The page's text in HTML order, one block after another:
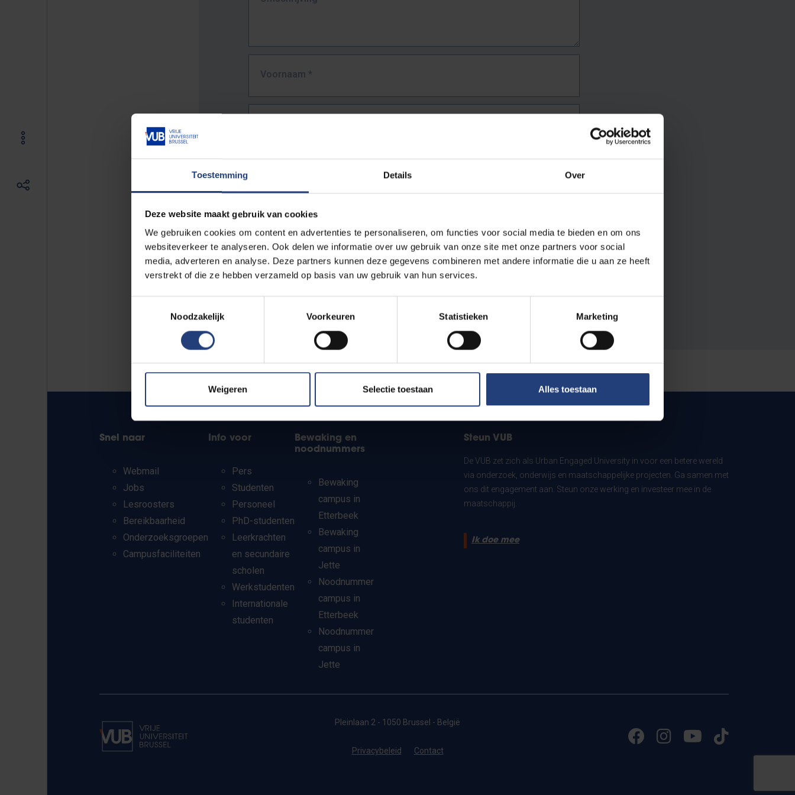
Toestemming Details Over
Deze website maakt gebruik van cookies
We gebruiken cookies om content en advertenties te personaliseren, om functies voor social media te bieden en om ons
websiteverkeer te analyseren. Ook delen we informatie over uw gebruik van onze site met onze partners voor social
media, adverteren en analyse. Deze partners kunnen deze gegevens combineren met andere informatie die u aan ze heeft
verstrekt of die ze hebben verzameld op basis van uw gebruik van hun services.
Noodzakelijk
Voorkeuren Statistieken Marketing
Weigeren Selectie toestaan Alles toestaan
Voornaam *
URL*
De volledige URL van de pagina waar je de fout zag.
Bv. https://www.vub.be/nl/studeren-aan-de-vub/alle-opleidingen
Snel naar
Webmail
Jobs
Lesroosters
Bereikbaarheid
Onderzoeksgroepen
Campusfaciliteiten
Info voor
Pers
Studenten
Personeel
PhD-studenten
Leerkrachten
en secundaire
scholen
Werkstudenten
Internationale
studenten
Bewaking en
noodnummers
Bewaking
campus in
Etterbeek
Bewaking
campus in
Jette
Noodnummer
campus in
Etterbeek
Noodnummer
campus in
Jette
Steun VUB
De VUB zet zich als Urban Engaged University in voor een betere wereld
via onderzoek, onderwijs en maatschappelijke projecten. Ga samen met
ons dit engagement aan. Steun onze werking en investeer mee in de
maatschappij.
Ik doe mee
Pleinlaan 2 - 1050 Brussel - België
Privacybeleid Contact